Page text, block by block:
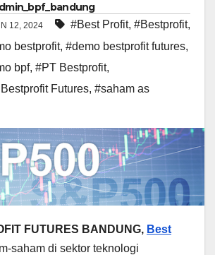
12, 2024 #Best Profit, #Bestprofit,
bestprofit, #demo bestprofit futures,
bpf, #PT Bestprofit,
Futures, #saham as
FUTURES BANDUNG, Best
saham di sektor teknologi